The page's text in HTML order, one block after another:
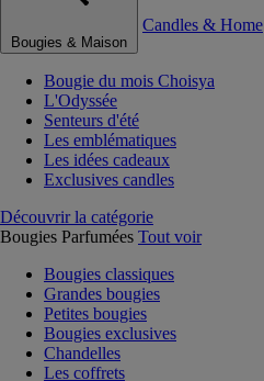
Bougies & Maison
Candles & Home
Bougie du mois Choisya
L'Odyssée
Senteurs d'été
Les emblématiques
Les idées cadeaux
Exclusives candles
Découvrir la catégorie
Bougies Parfumées Tout voir
Bougies classiques
Grandes bougies
Petites bougies
Bougies exclusives
Chandelles
Les coffrets